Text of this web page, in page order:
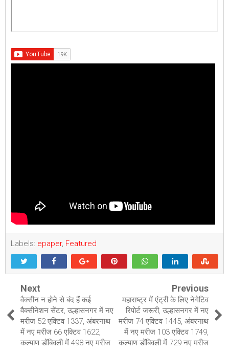
Labels: epaper, Featured
Next
वैक्सीन न होने से बंद हैं कई
वैक्सीनेशन सेंटर, उल्हासनगर में नए
मरीज 52 एक्टिव 1337, अंबरनाथ
में नए मरीज 66 एक्टिव 1622,
कल्याण-डोंबिवली में 498 नए मरीज
Previous
महाराष्ट्र में एंट्री के लिए नेगेटिव
रिपोर्ट जरूरी, उल्हासनगर में नए
मरीज 74 एक्टिव 1445, अंबरनाथ
में नए मरीज 103 एक्टिव 1749,
कल्याण-डोंबिवली में 729 नए मरीज